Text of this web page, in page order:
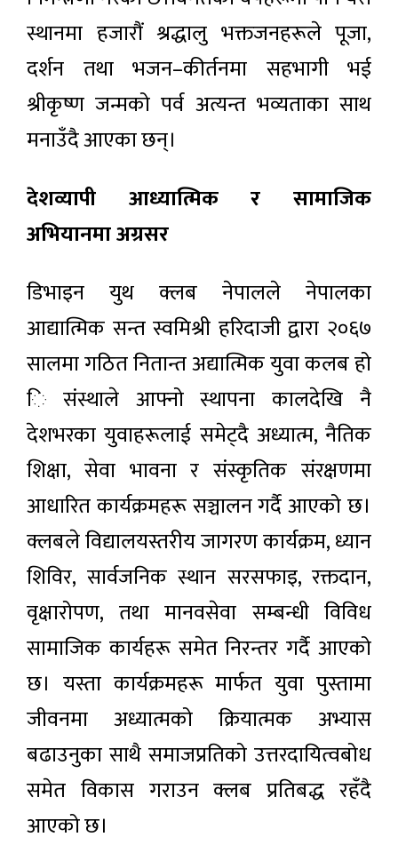
स्थानमा हजारौं श्रद्धालु भक्तजनहरूले पूजा,
दर्शन तथा भजन–कीर्तनमा सहभागी भई
श्रीकृष्ण जन्मको पर्व अत्यन्त भव्यताका साथ
मनाउँदै आएका छन्।
देशव्यापी आध्यात्मिक र सामाजिक
अभियानमा अग्रसर
डिभाइन युथ क्लब नेपालले नेपालका
आद्यात्मिक सन्त स्वमिश्री हरिदाजी द्वारा २०६७
सालमा गठित नितान्त अद्यात्मिक युवा कलब हो
ि संस्थाले आफ्नो स्थापना कालदेखि नै
देशभरका युवाहरूलाई समेट्दै अध्यात्म, नैतिक
शिक्षा, सेवा भावना र संस्कृतिक संरक्षणमा
आधारित कार्यक्रमहरू सञ्चालन गर्दै आएको छ।
क्लबले विद्यालयस्तरीय जागरण कार्यक्रम, ध्यान
शिविर, सार्वजनिक स्थान सरसफाइ, रक्तदान,
वृक्षारोपण, तथा मानवसेवा सम्बन्धी विविध
सामाजिक कार्यहरू समेत निरन्तर गर्दै आएको
छ। यस्ता कार्यक्रमहरू मार्फत युवा पुस्तामा
जीवनमा अध्यात्मको क्रियात्मक अभ्यास
बढाउनुका साथै समाजप्रतिको उत्तरदायित्वबोध
समेत विकास गराउन क्लब प्रतिबद्ध रहँदै
आएको छ।